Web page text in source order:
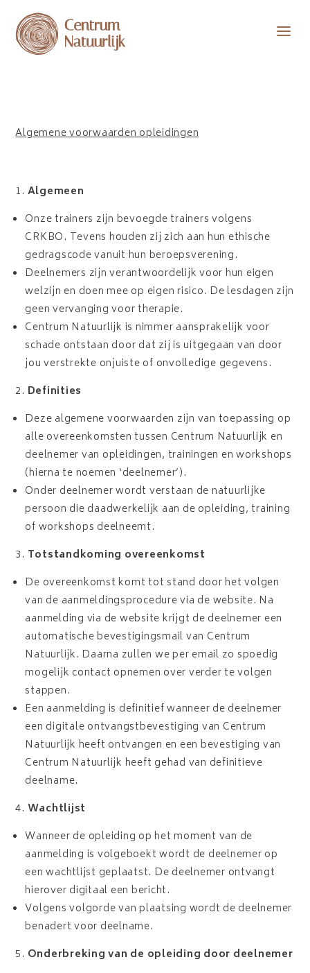
a
Algemene voorwaarden opleidingen
Algemeen
Onze trainers zijn bevoegde trainers volgens
CRKBO. Tevens houden zij zich aan hun ethische
gedragscode vanuit hun beroepsverening.
Deelnemers zijn verantwoordelijk voor hun eigen
welzijn en doen mee op eigen risico. De lesdagen zijn
geen vervanging voor therapie.
Centrum Natuurlijk is nimmer aansprakelijk voor
schade ontstaan door dat zij is uitgegaan van door
jou verstrekte onjuiste of onvolledige gegevens.
Definities
Deze algemene voorwaarden zijn van toepassing op
alle overeenkomsten tussen Centrum Natuurlijk en
deelnemer van opleidingen, trainingen en workshops
(hierna te noemen ‘deelnemer’).
Onder deelnemer wordt verstaan de natuurlijke
persoon die daadwerkelijk aan de opleiding, training
of workshops deelneemt.
Totstandkoming overeenkomst
De overeenkomst komt tot stand door het volgen
van de aanmeldingsprocedure via de website. Na
aanmelding via de website krijgt de deelnemer een
automatische bevestigingsmail van Centrum
Natuurlijk. Daarna zullen we per email zo spoedig
mogelijk contact opnemen over verder te volgen
stappen.
Een aanmelding is definitief wanneer de deelnemer
een digitale ontvangstbevestiging van Centrum
Natuurlijk heeft ontvangen en een bevestiging van
Centrum Natuurlijk heeft gehad van definitieve
deelname.
Wachtlijst
Wanneer de opleiding op het moment van de
aanmelding is volgeboekt wordt de deelnemer op
een wachtlijst geplaatst. De deelnemer ontvangt
hierover digitaal een bericht.
Volgens volgorde van plaatsing wordt de deelnemer
benadert voor deelname.
Onderbreking van de opleiding door deelnemer